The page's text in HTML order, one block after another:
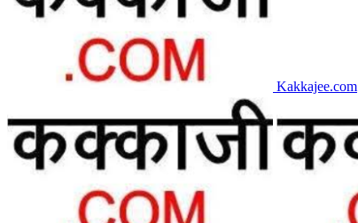
Kakkajee.com